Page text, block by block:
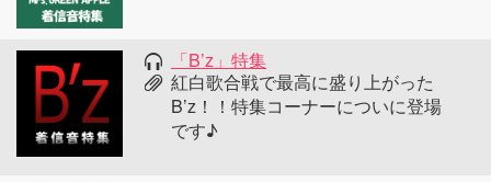
「B’z」特集
紅白歌合戦で最高に盛り上がった
B’z！！特集コーナーについに登場
です♪